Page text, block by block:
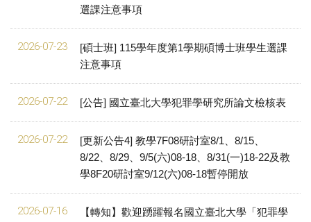
選課注意事項
2026-07-23
[碩士班] 115學年度第1學期碩博士班學生選課
注意事項
2026-07-22 [公告] 國立臺北大學犯罪學研究所論文檢核表
2026-07-22
[更新公告4] 教學7F08研討室8/1、8/15、
8/22、8/29、9/5(六)08-18、8/31(一)18-22及教
學8F20研討室9/12(六)08-18暫停開放
2026-07-16
【轉知】歡迎踴躍報名國立臺北大學「犯罪學